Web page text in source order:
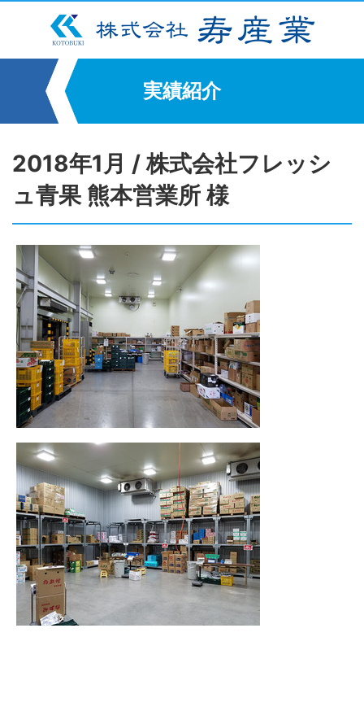
実績紹介
2018年1月 / 株式会社フレッシ
ュ青果 熊本営業所 様